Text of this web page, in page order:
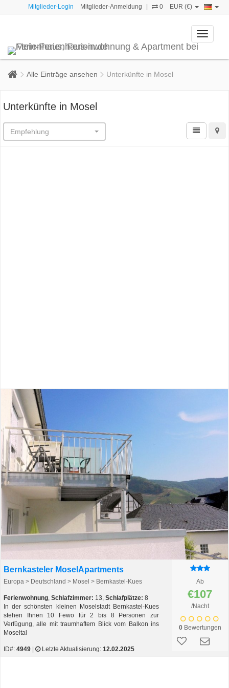
Mitglieder-Login Mitglieder-Anmeldung 0 EUR (€)
Toggle
Alle Einträge ansehen Unterkünfte in Mosel
Unterkünfte in Mosel
Empfehlung
Bernkasteler MoselApartments
Europa > Deutschland > Mosel > Bernkastel-Kues
Ferienwohnung, Schlafzimmer: 13, Schlafplätze: 8
In der schönsten kleinen Moselstadt Bernkastel-Kues
stehen Ihnen 10 Fewo für 2 bis 8 Personen zur
Verfügung, alle mit traumhaftem Blick vom Balkon ins
Moseltal
ID#: 4949 Letzte Aktualisierung: 12.02.2025
Ab
€107
/Nacht
0Bewertungen